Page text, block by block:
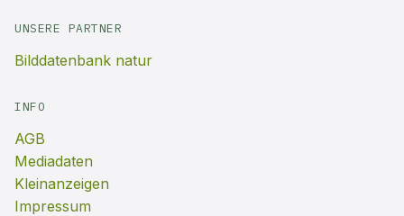
UNSERE PARTNER
Bilddatenbank natur
INFO
AGB
Mediadaten
Kleinanzeigen
Impressum